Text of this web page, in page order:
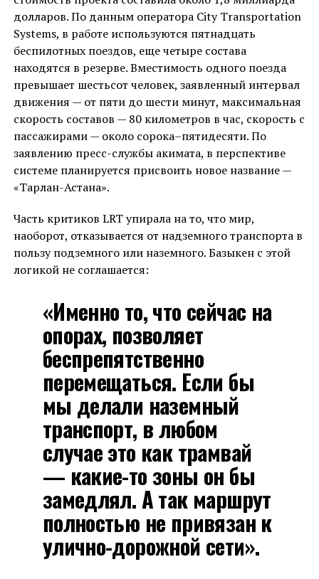
долларов. По данным оператора City Transportation
Systems, в работе используются пятнадцать
беспилотных поездов, еще четыре состава
находятся в резерве. Вместимость одного поезда
превышает шестьсот человек, заявленный интервал
движения — от пяти до шести минут, максимальная
скорость составов — 80 километров в час, скорость с
пассажирами — около сорока–пятидесяти. По
заявлению пресс-службы акимата, в перспективе
системе планируется присвоить новое название —
«Тарлан-Астана».
Часть критиков LRT упирала на то, что мир,
наоборот, отказывается от надземного транспорта в
пользу подземного или наземного. Базыкен с этой
логикой не соглашается:
«Именно то, что сейчас на
опорах, позволяет
беспрепятственно
перемещаться. Если бы
мы делали наземный
транспорт, в любом
случае это как трамвай
— какие-то зоны он бы
замедлял. А так маршрут
полностью не привязан к
улично-дорожной сети».